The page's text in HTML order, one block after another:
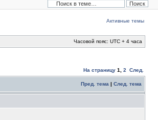
Активные темы
Часовой пояс: UTC + 4 часа
На страницу 1 2 След.
Пред. тема | След. тема